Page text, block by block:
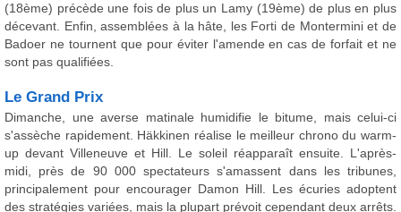
(18ème) précède une fois de plus un Lamy (19ème) de plus en plus
décevant. Enfin, assemblées à la hâte, les Forti de Montermini et de
Badoer ne tournent que pour éviter l'amende en cas de forfait et ne
sont pas qualifiées.
Le Grand Prix
Dimanche, une averse matinale humidifie le bitume, mais celui-ci
s'assèche rapidement. Häkkinen réalise le meilleur chrono du warm-
up devant Villeneuve et Hill. Le soleil réapparaît ensuite. L'après-
midi, près de 90 000 spectateurs s'amassent dans les tribunes,
principalement pour encourager Damon Hill. Les écuries adoptent
des stratégies variées, mais la plupart prévoit cependant deux arrêts.